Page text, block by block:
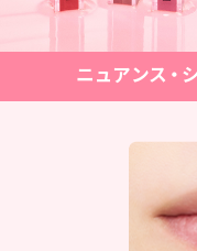
ニュアンス・